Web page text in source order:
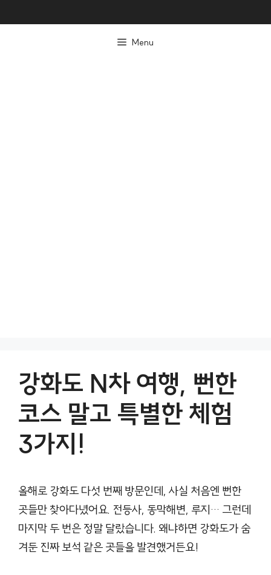
Menu
강화도 N차 여행, 뻔한
코스 말고 특별한 체험
3가지!
올해로 강화도 다섯 번째 방문인데, 사실 처음엔 뻔한
곳들만 찾아다녔어요. 전등사, 동막해변, 루지… 그런데
마지막 두 번은 정말 달랐습니다. 왜냐하면 강화도가 숨
겨둔 진짜 보석 같은 곳들을 발견했거든요!